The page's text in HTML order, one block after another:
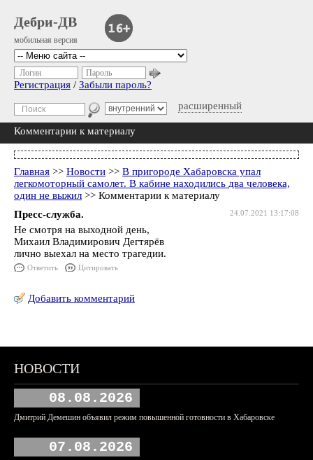
Дебри-ДВ
мобильная версия
расширенный
Логин Пароль
Регистрация / Забыли пароль?
Комментарии к материалу
Главная >> Новости >> В пригороде Хабаровска упал
легкомоторный самолет. В кабине находились два человека,
один не выжил >> Комментарии к материалу
24.07.2021 13:17:08
Пресс-служба.
Не смотря на выходной день,
Михаил Владимирович Дегтярёв
лично выехал на место трагедии.
Ответить Цитировать
Добавить комментарий
НОВОСТИ
08.08.2026
Дмитрий Демешин объявил режим повышенной готовности в Хабаровске
07.08.2026